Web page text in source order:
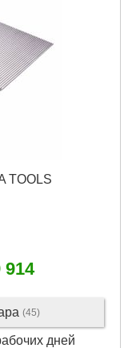
TOOLS
914
(45)
дней